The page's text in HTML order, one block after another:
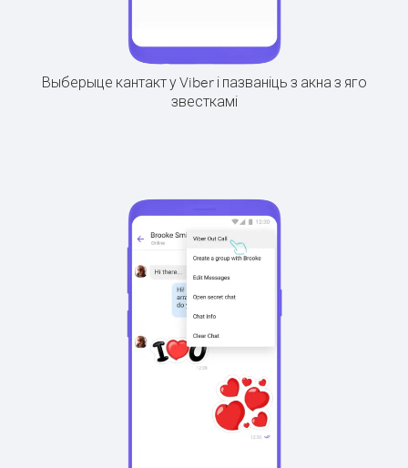
Выберыце кантакт у Viber і пазваніць з акна з яго
звесткамі